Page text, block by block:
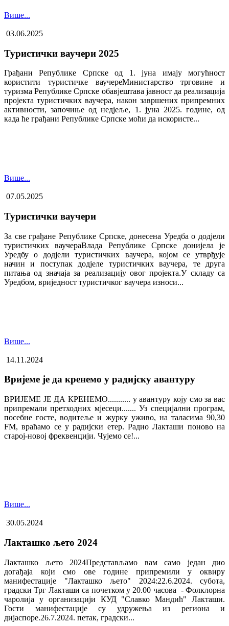
Више...
03.06.2025
Туристички ваучери 2025
Грађани Републике Српске од 1. јуна имају могућност
користити туристичке ваучере​Министарство трговине и
туризма Републике Српске обавјештава јавност да реализација
пројекта туристичких ваучера, након завршених припремних
активности, започиње од недјеље, 1. јуна 2025. године, од
када ће грађани Републике Српске моћи да искористе...
Више...
07.05.2025
Туристички ваучери
За све грађане Републике Српске, донесена Уредба о додјели
туристичких ваучера​Влада Републике Српске донијела је
Уредбу о додјели туристичких ваучера, којом се утврђује
начин и поступак додјеле туристичких ваучера, те друга
питања од значаја за реализацију овог пројекта.У складу са
Уредбом, вриједност туристичког ваучера износи...
Више...
14.11.2024
Вријеме је да кренемо у радијску авантуру
ВРИЈЕМЕ ЈЕ ДА КРЕНЕМО........... у авантуру коју смо за вас
припремали претходних мјесеци....... Уз специјални програм,
посебне госте, водитеље и журку уживо, на таласима 90,30
FM, враћамо се у радијски етер. Радио Лакташи поново на
старој-новој фреквенцији. Чујемо се!...
Више...
30.05.2024
Лакташко љето 2024
Лакташко љето 2024Представљамо вам само један дио
догађаја који смо ове године припремили у оквиру
манифестације "Лакташко љето" 2024:22.6.2024. субота,
градски Трг Лакташи са почетком у 20.00 часова - Фолклорна
чаролија у организацији КУД "Славко Мандић" Лакташи.
Гости манифестације су удружења из региона и
дијаспоре.26.7.2024. петак, градски...